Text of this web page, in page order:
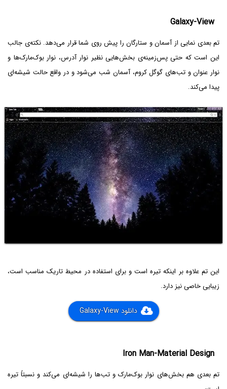
Galaxy-View
تم بعدی نمایی از آسمان و ستارگان را پیش روی شما قرار می‌دهد. نکته‌ی جالب
این است که حتی پس‌زمینه‌ی بخش‌هایی نظیر نوار آدرس، نوار بوک‌مارک‌ها و
نوار عنوان و تب‌های گوگل کروم، آسمان شب می‌شود و در واقع حالت شیشه‌ای
پیدا می‌کند.
این تم علاوه بر اینکه تیره است و برای استفاده در محیط تاریک مناسب است،
زیبایی خاصی نیز دارد.
دانلود Galaxy-View
Iron Man-Material Design
تم بعدی هم بخش‌های نوار بوک‌مارک و تب‌ها را شیشه‌ای می‌کند و نسبتاً تیره